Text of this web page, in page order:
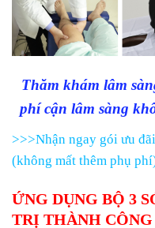
Thăm khám lâm
phí cận lâm sàng
>>>Nhận ngay gói ưu
(không mất thêm phụ
ỨNG DỤNG BỘ 3
TRỊ THÀNH